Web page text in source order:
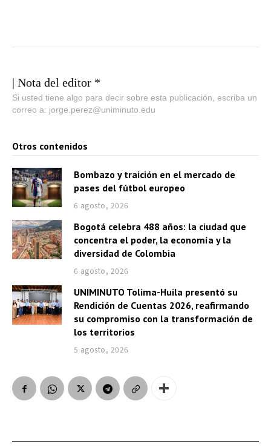
| Nota del editor *
Si usted tiene algo para decir sobre esta publicación, escriba un
correo a: jorge.perez@uniminuto.edu
Otros contenidos
Bombazo y traición en el mercado de
pases del fútbol europeo
6 agosto, 2026
Bogotá celebra 488 años: la ciudad que
concentra el poder, la economía y la
diversidad de Colombia
6 agosto, 2026
UNIMINUTO Tolima-Huila presentó su
Rendición de Cuentas 2026, reafirmando
su compromiso con la transformación de
los territorios
5 agosto, 2026